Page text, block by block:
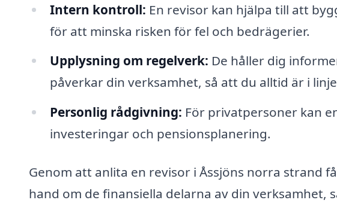
Intern kontroll: En revisor kan hjälpa till att
för att minska risken för fel och bedrägerier.
Upplysning om regelverk: De håller dig
påverkar din verksamhet, så att du alltid är i
Personlig rådgivning: För privatpersoner kan
investeringar och pensionsplanering.
Genom att anlita en revisor i Åssjöns norra strand
hand om de finansiella delarna av din verksamhet,